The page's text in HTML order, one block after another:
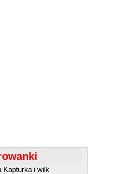
Kapturka i wilk